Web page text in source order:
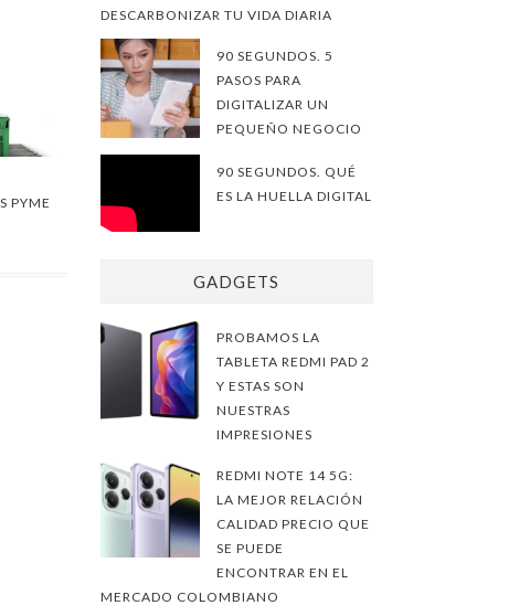
PYME
DESCARBONIZAR TU VIDA DIARIA
90 SEGUNDOS. 5
PASOS PARA
DIGITALIZAR UN
PEQUEÑO NEGOCIO
90 SEGUNDOS. QUÉ
ES LA HUELLA DIGITAL
GADGETS
PROBAMOS LA
TABLETA REDMI PAD 2
Y ESTAS SON
NUESTRAS
IMPRESIONES
REDMI NOTE 14 5G:
LA MEJOR RELACIÓN
CALIDAD PRECIO QUE
SE PUEDE
ENCONTRAR EN EL
MERCADO COLOMBIANO